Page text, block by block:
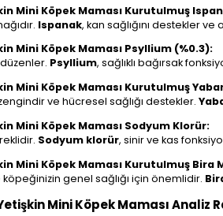
Mini Köpek Maması Kurutulmuş
Ispanak, kan sağlığını destekler
Mini Köpek Maması Psyllium (%0.3):
Psyllium, sağlıklı bağırsak
Mini Köpek Maması Kurutulmuş
ve hücresel sağlığı destekler.
Mini Köpek Maması Sodyum Klorür:
Sodyum klorür, sinir ve kas
Mini Köpek Maması Kurutulmuş Bira
köpeğinizin genel sağlığı için önemlidir.
Mini Köpek Maması Analiz